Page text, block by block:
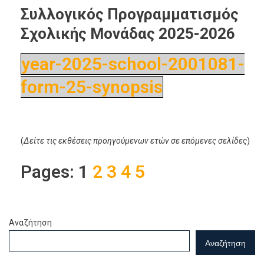
Συλλογικός Προγραμματισμός
Σχολικής Μονάδας 2025-2026
year-2025-school-2001081-
form-25-synopsis
(Δείτε τις εκθέσεις προηγούμενων ετώνσε επόμενες σελίδες)
Pages: 1 2 3 4 5
Αναζήτηση
Αναζήτηση